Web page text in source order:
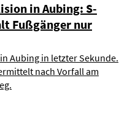
in Aubing: S-
Fußgänger nur
Aubing in letzter Sekunde.
nach Vorfall am